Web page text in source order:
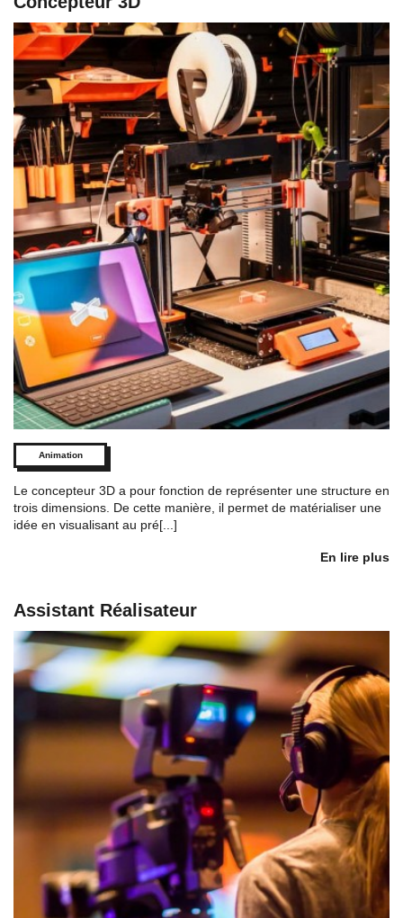
Animation
Le concepteur 3D a pour fonction de représenter une structure en
trois dimensions. De cette manière, il permet de matérialiser une
idée en visualisant au pré[...]
En lire plus
Assistant Réalisateur